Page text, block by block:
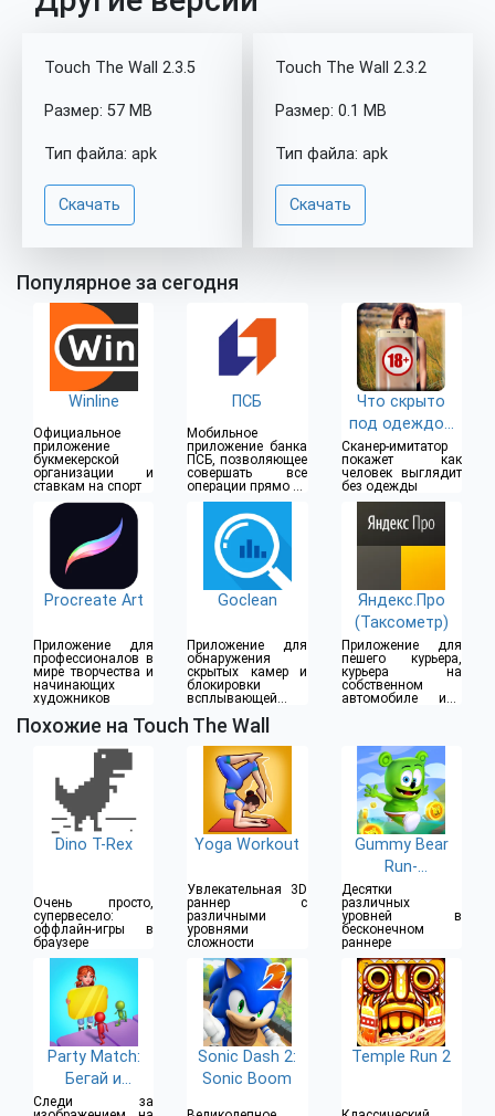
Touch The Wall 2.3.5
Размер: 57 MB
Тип файла: apk
Скачать
Touch The Wall 2.3.2
Размер: 0.1 MB
Тип файла: apk
Скачать
Популярное за сегодня
Winline
Официальное
приложение
букмекерской
организации и
ставкам на спорт
ПСБ
Мобильное
приложение банка
ПСБ, позволяющее
совершать все
операции прямо из
дома
Что скрыто
под одеждой
(18+)
Сканер-имитатор
покажет как
человек выглядит
без одежды
Procreate Art
Приложение для
профессионалов в
мире творчества и
начинающих
художников
Goclean
Приложение для
обнаружения
скрытых камер и
блокировки
всплывающей
Яндекс.Про
(Таксометр)
Приложение для
пешего курьера,
курьера на
собственном
автомобиле или
Похожие на Touch The Wall
Dino T-Rex
Очень просто,
супервесело:
оффлайн-игры в
браузере
Yoga Workout
Увлекательная 3D
раннер с
различными
уровнями
сложности
Gummy Bear
Run-
бесконечный
бег
Десятки
различных
уровней в
бесконечном
раннере
Party Match:
Бегай и
Соединяй
Следи за
Sonic Dash 2:
Sonic Boom
Temple Run 2